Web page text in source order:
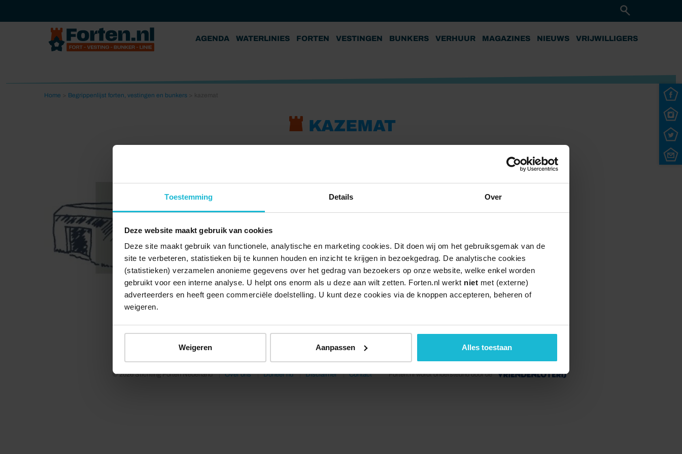
Toestemming Details Over
Deze website maakt gebruik van cookies
Deze site maakt gebruik van functionele, analytische en marketing cookies. Dit doen wij om het gebruiksgemak van de
site te verbeteren, statistieken bij te kunnen houden en inzicht te krijgen in bezoekgedrag. De analytische cookies
(statistieken) verzamelen anonieme gegevens over het gedrag van bezoekers op onze website, welke enkel worden
gebruikt voor een interne analyse. U helpt ons enorm als u deze aan wilt zetten. Forten.nl werkt niet met (externe)
adverteerders en heeft geen commerciële doelstelling. U kunt deze cookies via de knoppen accepteren, beheren of
weigeren.
Weigeren Aanpassen Alles toestaan
AGENDA WATERLINIES FORTEN VESTINGEN BUNKERS VERHUUR MAGAZINES NIEUWS VRIJWILLIGERS
Home Begrippenlijst forten, vestingen en bunkers
KAZEMAT
© 2026 Stichting Forten Nederland Over ons Doneer nu Disclaimer Contact Forten.nl wordt ondersteund door de